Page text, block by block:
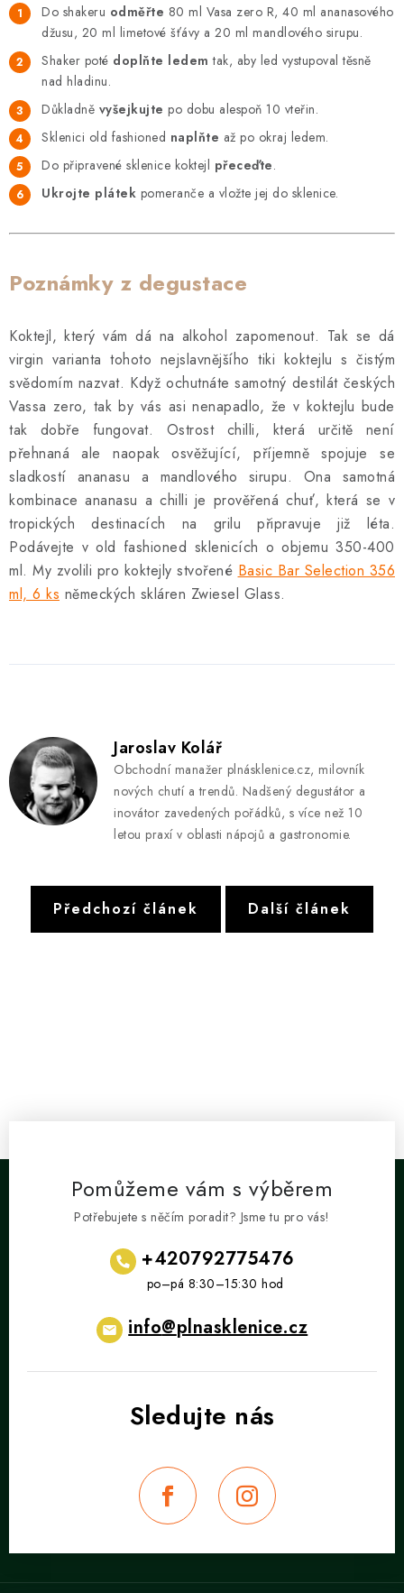
Do shakeru odměřte 80 ml Vasa zero R, 40 ml ananasového
džusu, 20 ml limetové šťávy a 20 ml mandlového sirupu.
Shaker poté doplňte ledem tak, aby led vystupoval těsně
nad hladinu.
Důkladně vyšejkujte po dobu alespoň 10 vteřin.
Sklenici old fashioned naplňte až po okraj ledem.
Do připravené sklenice koktejl přeceďte.
Ukrojte plátek pomeranče a vložte jej do sklenice.
Poznámky z degustace
Koktejl, který vám dá na alkohol zapomenout. Tak se dá
virgin varianta tohoto nejslavnějšího tiki koktejlu s čistým
svědomím nazvat. Když ochutnáte samotný destilát českých
Vassa zero, tak by vás asi nenapadlo, že v koktejlu bude
tak dobře fungovat. Ostrost chilli, která určitě není
přehnaná ale naopak osvěžující, příjemně spojuje se
sladkostí ananasu a mandlového sirupu. Ona samotná
kombinace ananasu a chilli je prověřená chuť, která se v
tropických destinacích na grilu připravuje již léta.
Podávejte v old fashioned sklenicích o objemu 350-400
ml. My zvolili pro koktejly stvořené Basic Bar Selection 356
ml, 6 ks německých skláren Zwiesel Glass.
Jaroslav Kolář
Obchodní manažer plnásklenice.cz, milovník
nových chutí a trendů. Nadšený degustátor a
inovátor zavedených pořádků, s více než 10
letou praxí v oblasti nápojů a gastronomie.
Předchozí článek Další článek
Pomůžeme vám s výběrem
Potřebujete s něčím poradit? Jsme tu pro vás!
info@plnasklenice.cz
+420792775476